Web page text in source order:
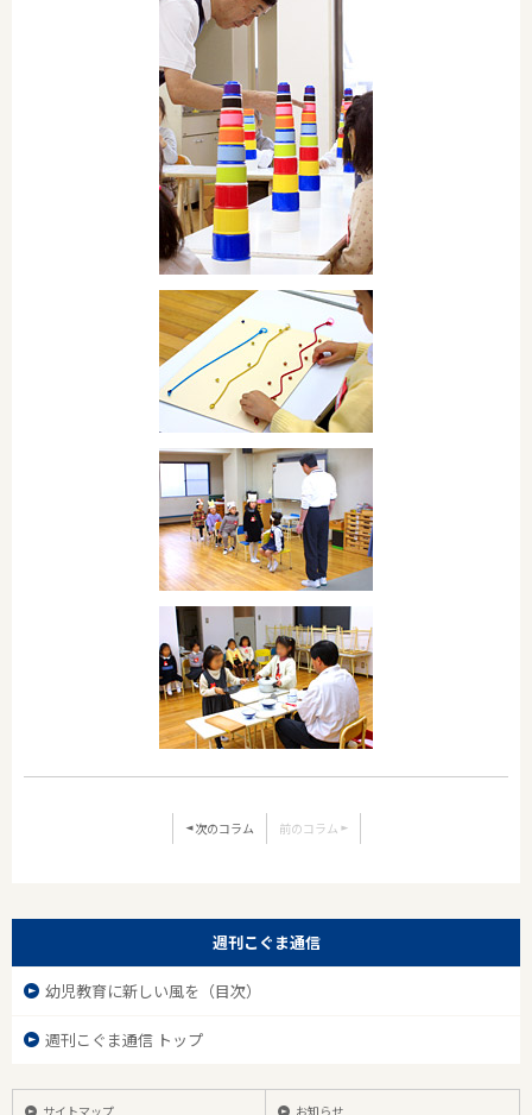
次のコラム 前のコラム
週刊こぐま通信
幼児教育に新しい風を（目次）
週刊こぐま通信 トップ
サイトマップ お知らせ